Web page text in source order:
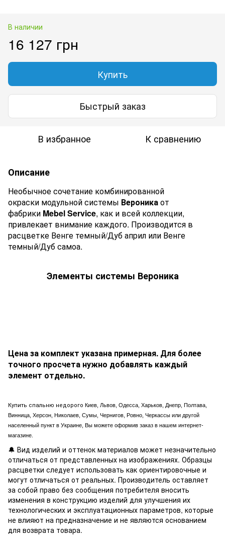
В наличии
16 127 грн
Купить
Быстрый заказ
В избранное К сравнению
Описание
Необычное сочетание комбинированной
окраски модульной системы Вероникаот
фабрики Mebel Service, как и всей коллекции,
привлекает внимание каждого. Производится в
расцветке Венге темный/Дуб април или Венге
темный/Дуб самоа.
Элементы системы Вероника
Цена за комплект указана примерная. Для более
точного просчета нужно добавлять каждый
элемент отдельно.
Купить спальню недорого Киев, Львов, Одесса, Харьков, Днепр, Полтава,
Винница, Херсон, Николаев, Сумы, Чернигов, Ровно, Черкассы или другой
населенный пункт в Украине, Вы можете оформив заказ в нашем интернет-
магазине.
🔔 Вид изделий и оттенок материалов может незначительно
отличаться от представленных на изображениях. Образцы
расцветки следует использовать как ориентировочные и
могут отличаться от реальных. Производитель оставляет
за собой право без сообщения потребителя вносить
изменения в конструкцию изделий для улучшения их
технологических и эксплуатационных параметров, которые
не влияют на предназначение и не являются основанием
для возврата товара.